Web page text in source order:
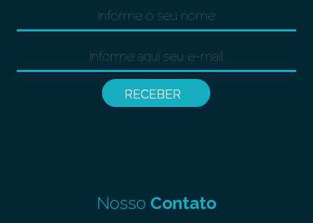
Nosso Contato